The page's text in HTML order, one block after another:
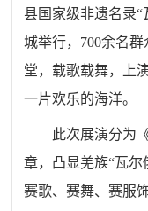
县国家级非遗名录“
城举行， 700余名
堂，载歌载舞，上
一片欢乐的海洋。
此次展演分为
章， 凸显羌族“瓦尔
赛歌、赛舞、赛服